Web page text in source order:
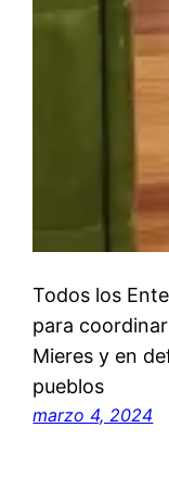
Todos los
para
Mieres y en
pueblos
marzo 4, 2024